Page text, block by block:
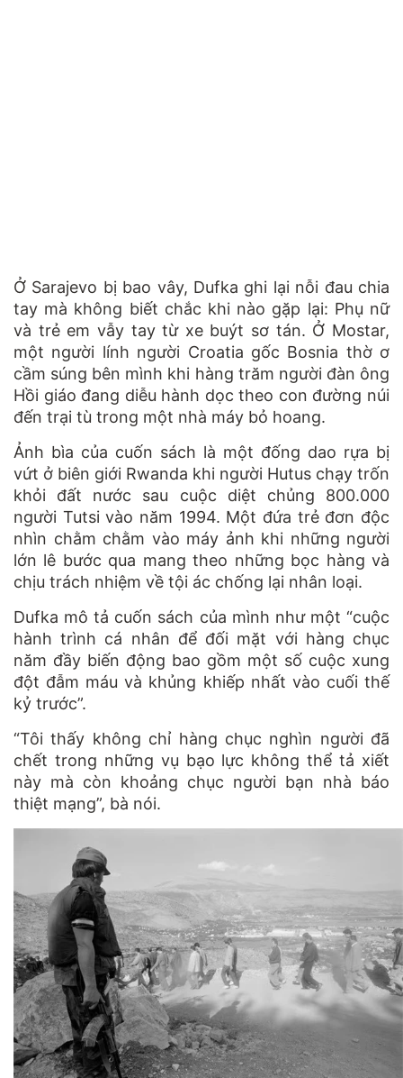
Ở Sarajevo bị bao vây, Dufka ghi lại nỗi đau chia
tay mà không biết chắc khi nào gặp lại: Phụ nữ
và trẻ em vẫy tay từ xe buýt sơ tán. Ở Mostar,
một người lính người Croatia gốc Bosnia thờ ơ
cầm súng bên mình khi hàng trăm người đàn ông
Hồi giáo đang diễu hành dọc theo con đường núi
đến trại tù trong một nhà máy bỏ hoang.
Ảnh bìa của cuốn sách là một đống dao rựa bị
vứt ở biên giới Rwanda khi người Hutus chạy trốn
khỏi đất nước sau cuộc diệt chủng 800.000
người Tutsi vào năm 1994. Một đứa trẻ đơn độc
nhìn chằm chằm vào máy ảnh khi những người
lớn lê bước qua mang theo những bọc hàng và
chịu trách nhiệm về tội ác chống lại nhân loại.
Dufka mô tả cuốn sách của mình như một “cuộc
hành trình cá nhân để đối mặt với hàng chục
năm đầy biến động bao gồm một số cuộc xung
đột đẫm máu và khủng khiếp nhất vào cuối thế
kỷ trước”.
“Tôi thấy không chỉ hàng chục nghìn người đã
chết trong những vụ bạo lực không thể tả xiết
này mà còn khoảng chục người bạn nhà báo
thiệt mạng”, bà nói.